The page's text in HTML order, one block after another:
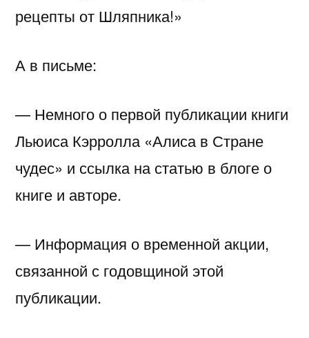
рецепты от Шляпника!»
А в письме:
— Немного о первой публикации книги
Льюиса Кэрролла «Алиса в Стране
чудес» и ссылка на статью в блоге о
книге и авторе.
— Информация о временной акции,
связанной с годовщиной этой
публикации.